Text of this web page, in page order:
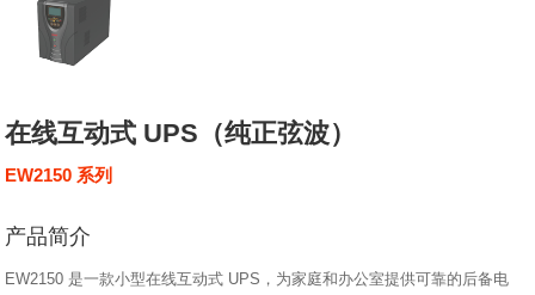
在线互动式 UPS（纯正弦波）
EW2150 系列
产品简介
EW2150 是一款小型在线互动式 UPS，为家庭和办公室提供可靠的后备电